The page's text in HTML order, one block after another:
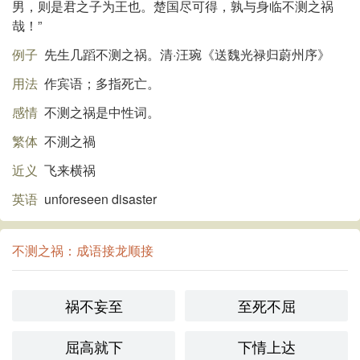
男，则是君之子为王也。楚国尽可得，孰与身临不测之祸
哉！”
例子 先生几蹈不测之祸。清·汪琬《送魏光禄归蔚州序》
用法 作宾语；多指死亡。
感情 不测之祸是中性词。
繁体 不測之禍
近义 飞来横祸
英语 unforeseen disaster
不测之祸：成语接龙顺接
祸不妄至
至死不屈
屈高就下
下情上达